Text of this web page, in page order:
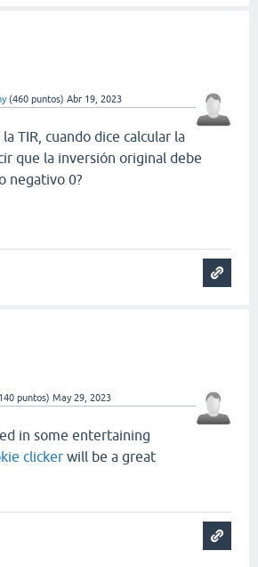
(460 puntos) Abr 19, 2023
TIR, cuando dice calcular la
que la inversión original debe
negativo 0?
140 puntos) May 29, 2023
in some entertaining
clicker will be a great